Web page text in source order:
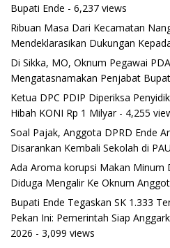
Bupati Ende - 6,237 views
Ribuan Masa Dari Kecamatan
Mendeklarasikan Dukungan
Di Sikka, MO, Oknum Pegawai
Mengatasnamakan Penjabat
Ketua DPC PDIP Diperiksa
Hibah KONI Rp 1 Milyar- 4,255
Soal Pajak, Anggota DPRD Ende
Disarankan Kembali Sekolah di
Ada Aroma korupsi Makan Minum
Diduga Mengalir Ke Oknum
Bupati Ende Tegaskan SK 1.333
Pekan Ini: Pemerintah Siap
2026 - 3,099 views